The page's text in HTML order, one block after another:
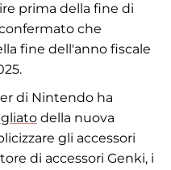
prima della fine di
che
fine dell'anno fiscale
di Nintendo ha
della nuova
gli accessori
di accessori Genki, i